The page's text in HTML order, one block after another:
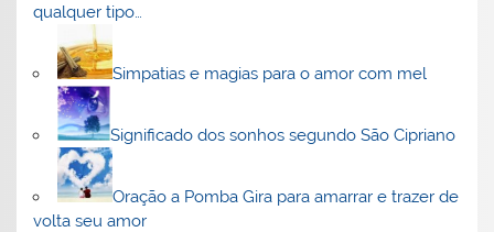
qualquer tipo…
Simpatias e magias para o amor com mel
Significado dos sonhos segundo São Cipriano
Oração a Pomba Gira para amarrar e trazer de
volta seu amor